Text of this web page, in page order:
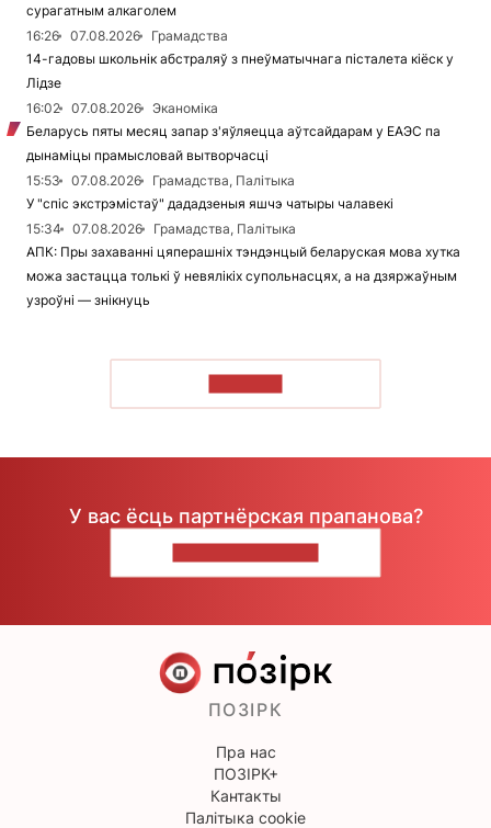
сурагатным алкаголем
16:26
07.08.2026
Грамадства
14-гадовы школьнік абстраляў з пнеўматычнага пісталета кіёск у
Лідзе
16:02
07.08.2026
Эканоміка
Беларусь пяты месяц запар з'яўляецца аўтсайдарам у ЕАЭС па
дынаміцы прамысловай вытворчасці
15:53
07.08.2026
Грамадства, Палітыка
У "спіс экстрэмістаў" дададзеныя яшчэ чатыры чалавекі
15:34
07.08.2026
Грамадства, Палітыка
АПК: Пры захаванні цяперашніх тэндэнцый беларуская мова хутка
можа застацца толькі ў невялікіх супольнасцях, а на дзяржаўным
узроўні — знікнуць
У вас ёсць партнёрская прапанова?
ПОЗІРК
Пра нас
ПОЗІРК+
Кантакты
Палітыка cookie